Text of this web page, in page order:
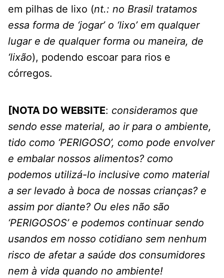
em pilhas de lixo (nt.: no Brasil tratamos
essa forma de ‘jogar’ o ‘lixo’ em qualquer
lugar e de qualquer forma ou maneira, de
‘lixão), podendo escoar para rios e
córregos.
[NOTA DO WEBSITE: consideramos que
sendo esse material, ao ir para o ambiente,
tido como ‘PERIGOSO’, como pode envolver
e embalar nossos alimentos? como
podemos utilizá-lo inclusive como material
a ser levado à boca de nossas crianças? e
assim por diante? Ou eles não são
‘PERIGOSOS’ e podemos continuar sendo
usandos em nosso cotidiano sem nenhum
risco de afetar a saúde dos consumidores
nem à vida quando no ambiente!